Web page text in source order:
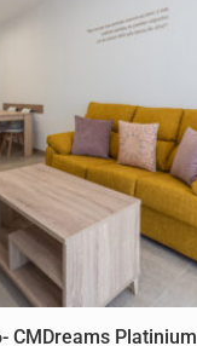
CMDreams Platinium